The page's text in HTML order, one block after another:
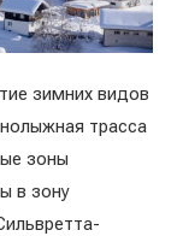
зимних видов
трасса
зоны
в зону